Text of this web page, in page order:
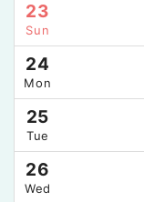
23
Sun
24
Mon
25
Tue
26
Wed